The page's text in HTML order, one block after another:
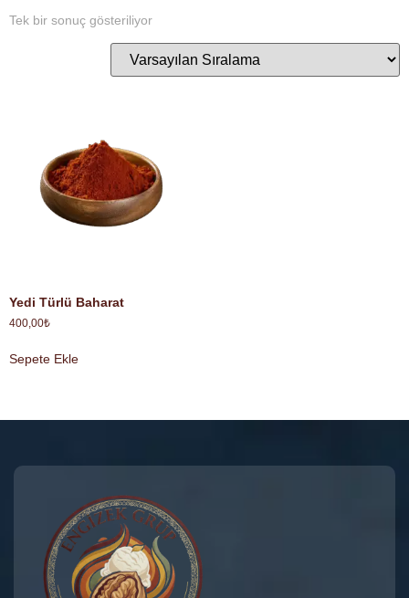
Tek bir sonuç gösteriliyor
Yedi Türlü Baharat
400,00₺
Sepete Ekle